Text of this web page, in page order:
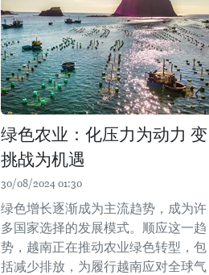
绿色农业：化压力为动力 变
挑战为机遇
30/08/2024 01:30
绿色增长逐渐成为主流趋势，成为许
多国家选择的发展模式。顺应这一趋
势，越南正在推动农业绿色转型，包
括减少排放，为履行越南应对全球气